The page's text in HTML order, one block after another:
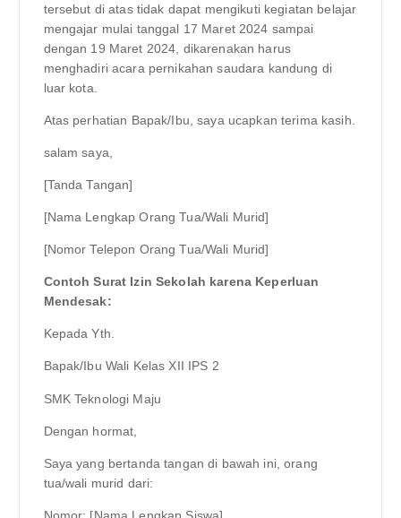
tersebut di atas tidak dapat mengikuti kegiatan belajar
mengajar mulai tanggal 17 Maret 2024 sampai
dengan 19 Maret 2024, dikarenakan harus
menghadiri acara pernikahan saudara kandung di
luar kota.
Atas perhatian Bapak/Ibu, saya ucapkan terima kasih.
salam saya,
[Tanda Tangan]
[Nama Lengkap Orang Tua/Wali Murid]
[Nomor Telepon Orang Tua/Wali Murid]
Contoh Surat Izin Sekolah karena Keperluan
Mendesak:
Kepada Yth.
Bapak/Ibu Wali Kelas XII IPS 2
SMK Teknologi Maju
Dengan hormat,
Saya yang bertanda tangan di bawah ini, orang
tua/wali murid dari:
Nomor: [Nama Lengkap Siswa]